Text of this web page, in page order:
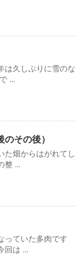
は久しぶりに雪のな
...
その後）
た畑からはがれてし
整 ...
っていた多肉です
回は ...